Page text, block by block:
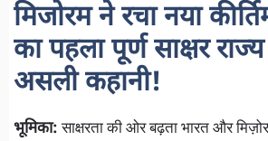
मिजोरम ने रचा नया
का पहला पूर्ण साक्षर
असली कहानी!
भूमिका:साक्षरता की ओर बढ़ता भारत और